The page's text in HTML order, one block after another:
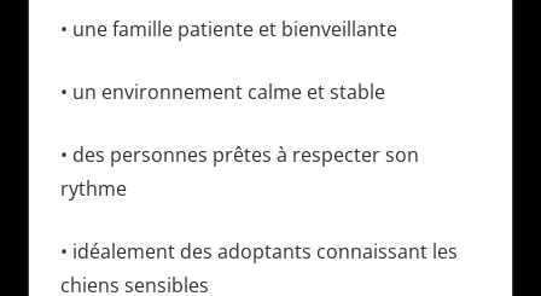
• une famille patiente et bienveillante
• un environnement calme et stable
• des personnes prêtes à respecter son
rythme
• idéalement des adoptants connaissant les
chiens sensibles